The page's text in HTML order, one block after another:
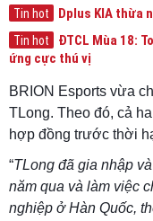
Tin hot Dplus KIA thừa
Tin hot
ĐTCL Mùa 18:
ứng cực thú vị
BRION Esports vừa
TLong. Theo đó, cả
hợp đồng trước thời
“TLong đã gia nhập
năm qua và làm việc
nghiệp ở Hàn Quốc,